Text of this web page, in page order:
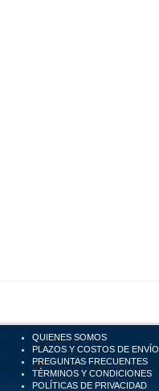
QUIENES SOMOS
PLAZOS Y COSTOS DE ENVÍO
PREGUNTAS FRECUENTES
TÉRMINOS Y CONDICIONES
POLÍTICAS DE PRIVACIDAD